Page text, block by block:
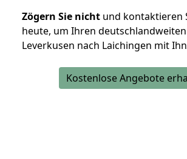
Zögern Sie nicht und kontaktieren
heute, um Ihren
Leverkusen nach Laichingen mit
Kostenlose Angebote